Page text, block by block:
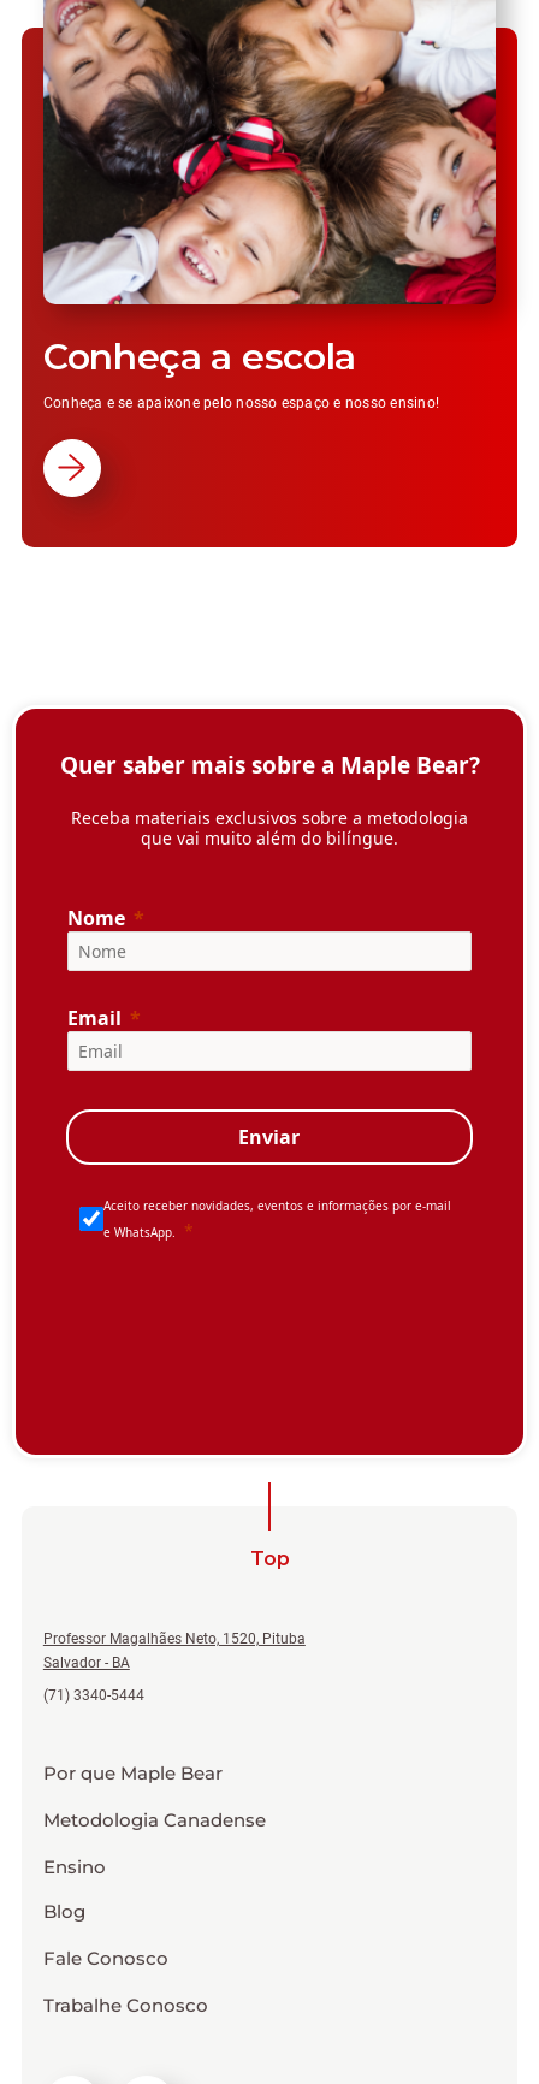
Conheça a escola
Conheça e se apaixone pelo nosso espaço e nosso ensino!
Top
Professor Magalhães Neto, 1520, Pituba
Salvador - BA
(71) 3340-5444
Por que Maple Bear
Metodologia Canadense
Ensino
Blog
Fale Conosco
Trabalhe Conosco